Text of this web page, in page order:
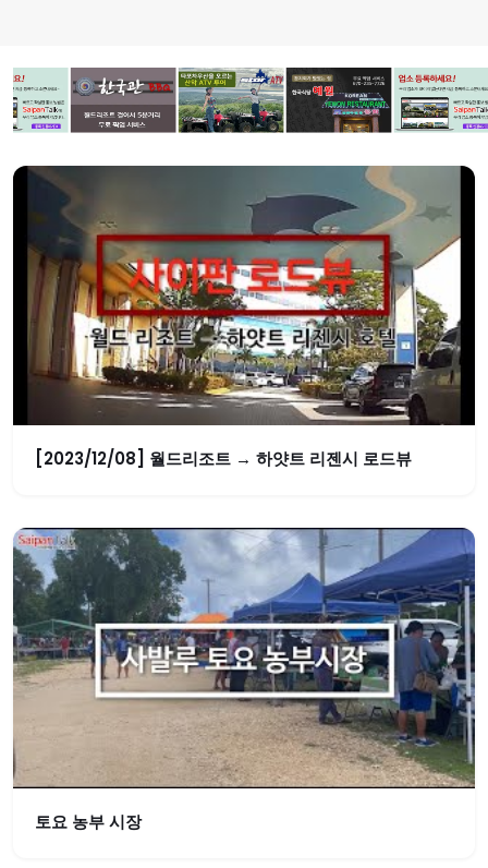
[2023/12/08] 월드리조트 → 하얏트 리젠시 로드뷰
토요 농부 시장